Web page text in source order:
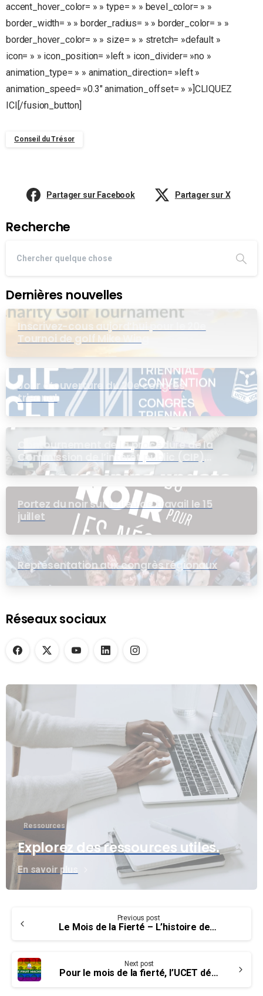
accent_hover_color= » » type= » » bevel_color= » »
border_width= » » border_radius= » » border_color= » »
border_hover_color= » » size= » » stretch= »default »
icon= » » icon_position= »left » icon_divider= »no »
animation_type= » » animation_direction= »left »
animation_speed= »0.3″ animation_offset= » »]CLIQUEZ
ICI[/fusion_button]
Conseil du Trésor
Partager sur Facebook Partager sur X
Recherche
Dernières nouvelles
Inscrivez-cous aujord’hui pour le 20e
Tournoi de golf Mike Wing
Jour d’ouverture du 20e congrès
triennal
Contournement de la procédure de la
Commission de l’intérêt public (CIP)
pour le groupe EB
Portez du noir sur le lieu de travail le 15
juillet
Représentation aux congrès régionaux
Réseaux sociaux
Ressources
Explorez des ressources utiles.
En savoir plus
Reading
Previous post
Le Mois de la Fierté – L’histoire de Marsha P. Johnson
Next post
Pour le mois de la fierté, l’UCET dénonce le « Fruit Machine » – La purge des homosexuelles